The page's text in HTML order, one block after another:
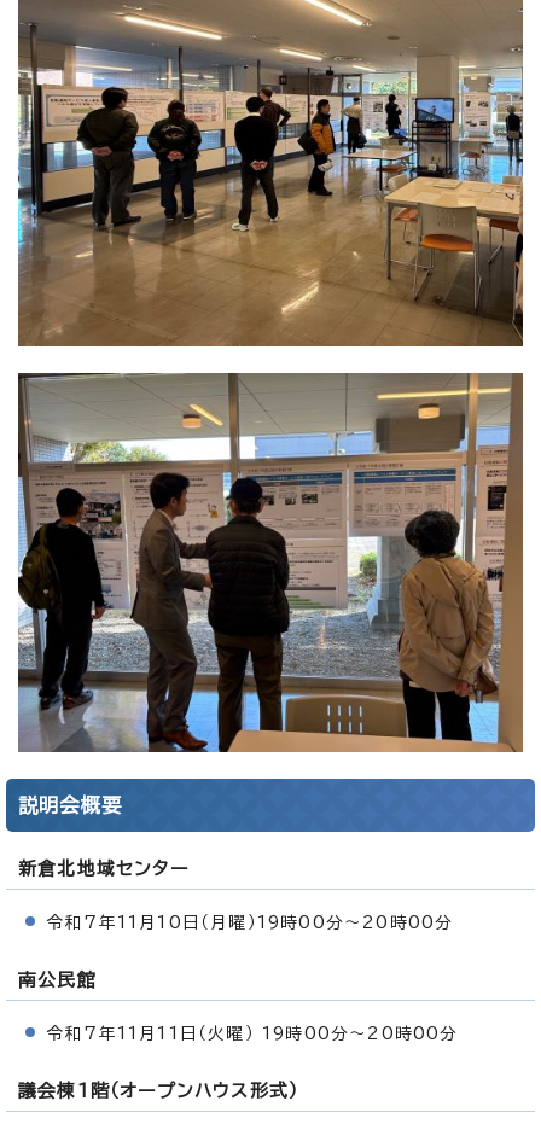
説明会概要
新倉北地域センター
令和7年11月10日（月曜）19時00分～20時00分
南公民館
令和7年11月11日（火曜） 19時00分～20時00分
議会棟1階（オープンハウス形式）